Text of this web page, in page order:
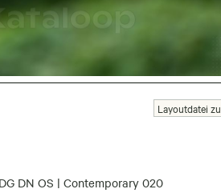
DN OS | Contemporary 020
Layoutdatei